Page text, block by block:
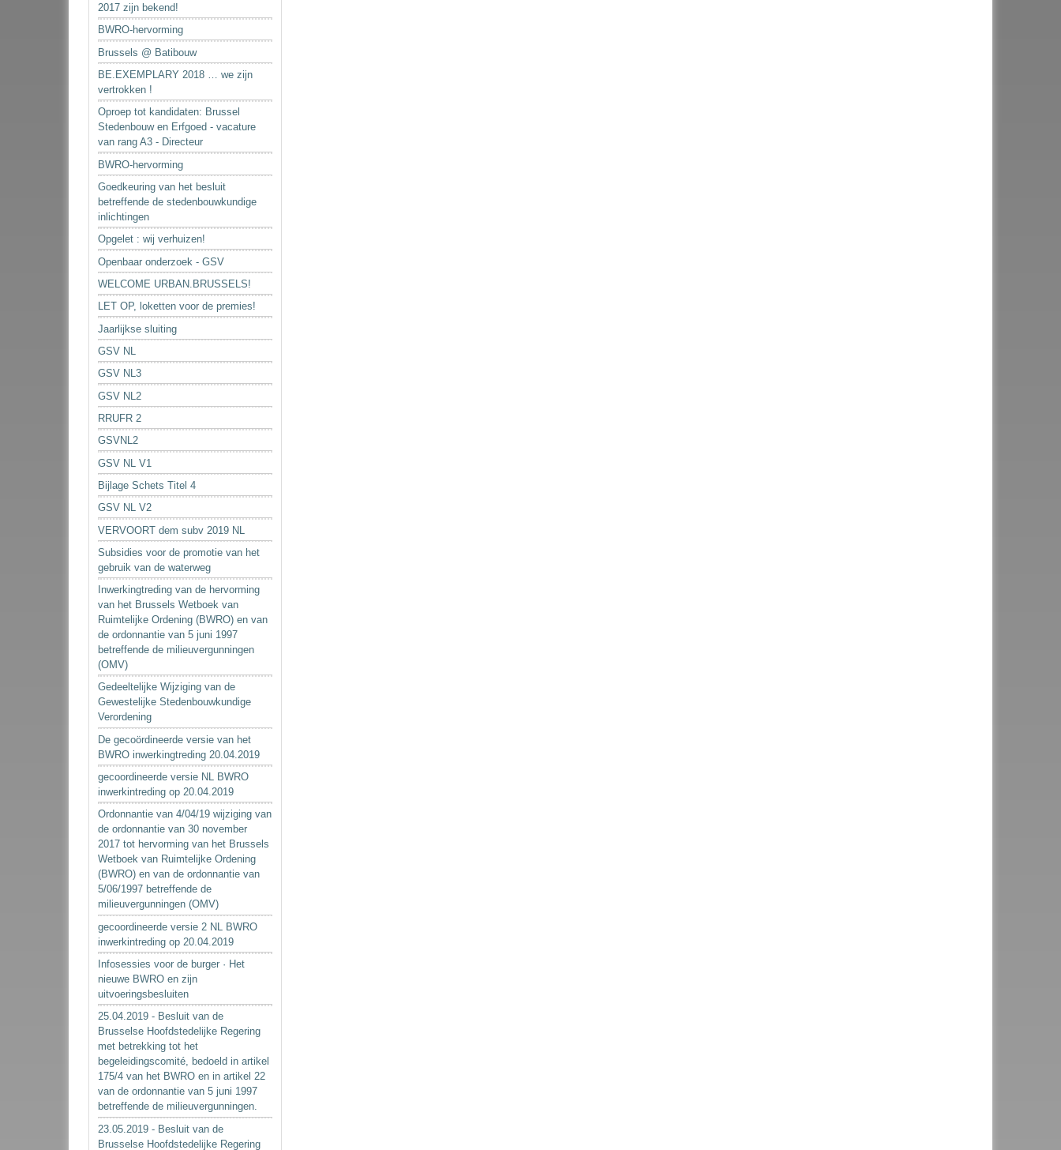
2017 zijn bekend!
BWRO-hervorming
Brussels @ Batibouw
BE.EXEMPLARY 2018 … we zijn
vertrokken !
Oproep tot kandidaten: Brussel
Stedenbouw en Erfgoed - vacature
van rang A3 - Directeur
BWRO-hervorming
Goedkeuring van het besluit
betreffende de stedenbouwkundige
inlichtingen
Opgelet : wij verhuizen!
Openbaar onderzoek - GSV
WELCOME URBAN.BRUSSELS!
LET OP, loketten voor de premies!
Jaarlijkse sluiting
GSV NL
GSV NL3
GSV NL2
RRUFR 2
GSVNL2
GSV NL V1
Bijlage Schets Titel 4
GSV NL V2
VERVOORT dem subv 2019 NL
Subsidies voor de promotie van het
gebruik van de waterweg
Inwerkingtreding van de hervorming
van het Brussels Wetboek van
Ruimtelijke Ordening (BWRO) en van
de ordonnantie van 5 juni 1997
betreffende de milieuvergunningen
(OMV)
Gedeeltelijke Wijziging van de
Gewestelijke Stedenbouwkundige
Verordening
De gecoördineerde versie van het
BWRO inwerkingtreding 20.04.2019
gecoordineerde versie NL BWRO
inwerkintreding op 20.04.2019
Ordonnantie van 4/04/19 wijziging van
de ordonnantie van 30 november
2017 tot hervorming van het Brussels
Wetboek van Ruimtelijke Ordening
(BWRO) en van de ordonnantie van
5/06/1997 betreffende de
milieuvergunningen (OMV)
gecoordineerde versie 2 NL BWRO
inwerkintreding op 20.04.2019
Infosessies voor de burger · Het
nieuwe BWRO en zijn
uitvoeringsbesluiten
25.04.2019 - Besluit van de
Brusselse Hoofdstedelijke Regering
met betrekking tot het
begeleidingscomité, bedoeld in artikel
175/4 van het BWRO en in artikel 22
van de ordonnantie van 5 juni 1997
betreffende de milieuvergunningen.
23.05.2019 - Besluit van de
Brusselse Hoofdstedelijke Regering